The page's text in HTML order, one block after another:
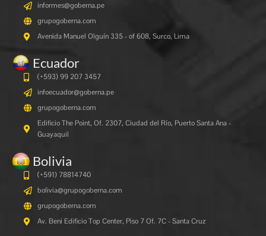
informes@goberna.pe
grupogoberna.com
Avenida Manuel Olguín 335 - of 608, Surco, Lima
Ecuador
(+593) 99 207 3457
infoecuador@goberna.pe
grupogoberna.com
Edificio The Point, Of. 2307, Ciudad del Río, Puerto Santa Ana -
Guayaquil
Bolivia
(+591) 78814740
bolivia@grupogoberna.com
grupogoberna.com
Av. Beni Edificio Top Center, Piso 7 Of. 7C - Santa Cruz